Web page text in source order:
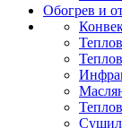
Обогрев и